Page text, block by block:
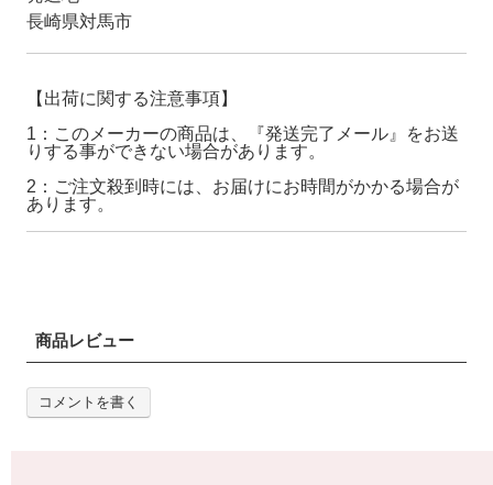
長崎県対馬市
【出荷に関する注意事項】
1：このメーカーの商品は、『発送完了メール』をお送
りする事ができない場合があります。
2：ご注文殺到時には、お届けにお時間がかかる場合が
あります。
商品レビュー
コメントを書く